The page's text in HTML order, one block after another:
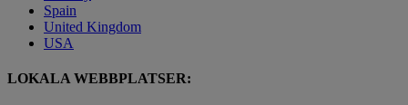
Spain
United Kingdom
USA
LOKALA WEBBPLATSER: